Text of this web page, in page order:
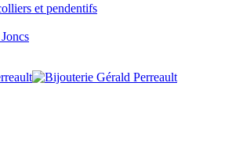
et pendentifs